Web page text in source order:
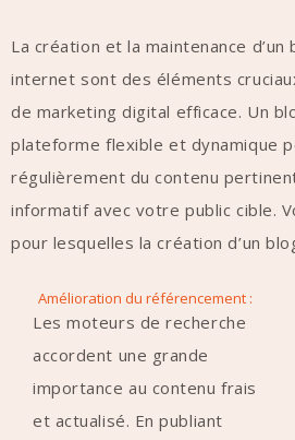
La création et la maintenance
internet sont des éléments
de marketing digital efficace. Un
plateforme flexible et dynamique
régulièrement du contenu
informatif avec votre public cible.
pour lesquelles la création d’un
Amélioration du référencement :
Les moteurs de recherche
accordent une grande
importance au contenu frais
et actualisé. En publiant